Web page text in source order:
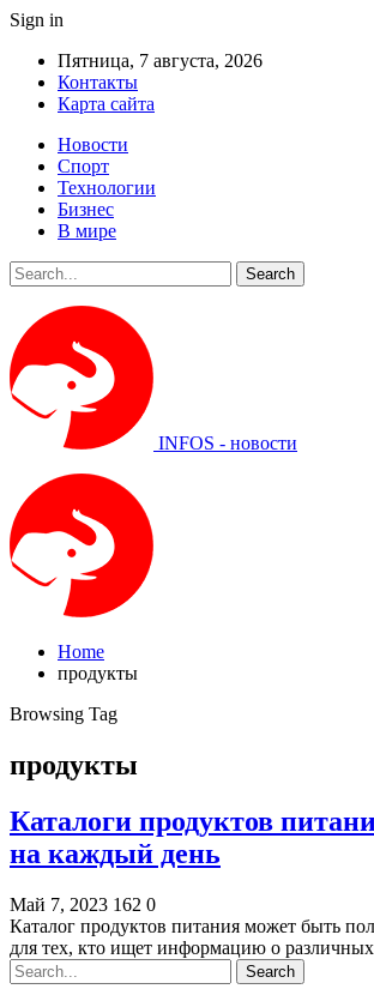
Sign in
Пятница, 7 августа, 2026
Контакты
Карта сайта
Новости
Спорт
Технологии
Бизнес
В мире
INFOS - новости
Home
продукты
Browsing Tag
продукты
Каталоги продуктов
на каждый день
Май 7, 2023 162 0
Каталог продуктов питания может быть
для тех, кто ищет информацию о